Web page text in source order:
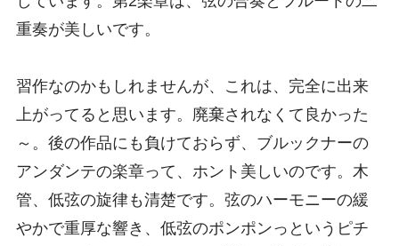
重奏が美しいです。
習作なのかもしれませんが、これは、完全に出来
上がってると思います。廃棄されなくて良かった
～。後の作品にも負けておらず、ブルックナーの
アンダンテの楽章って、ホント美しいのです。木
管、低弦の旋律も清楚です。弦のハーモニーの緩
やかで重厚な響き、低弦のポンポンっというピチ